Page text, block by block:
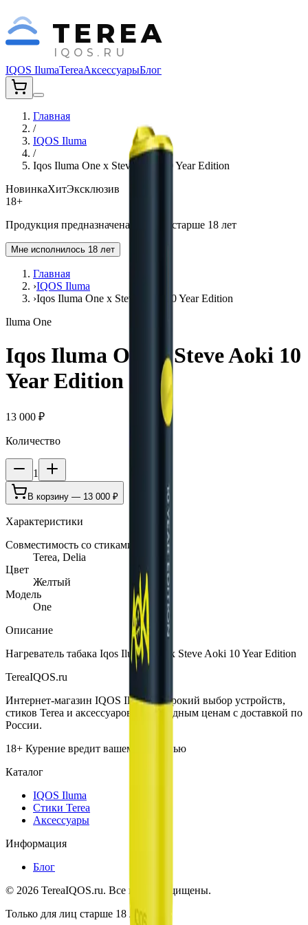
TEREA
IQOS.RU
IQOS IlumaTereaАксессуарыБлог
Главная
/
IQOS Iluma
/
Iqos Iluma One x Steve Aoki 10 Year Edition
НовинкаХитЭксклюзив
18+
Продукция предназначена для лиц старше 18 лет
Мне исполнилось 18 лет
Главная
›IQOS Iluma
›Iqos Iluma One x Steve Aoki 10 Year Edition
Iluma One
Iqos Iluma One x Steve Aoki 10
Year Edition
13 000 ₽
Количество
1
В корзину — 13 000 ₽
Характеристики
Совместимость со стиками
Terea, Delia
Цвет
Желтый
Модель
One
Описание
Нагреватель табака Iqos Iluma One x Steve Aoki 10 Year Edition
TereaIQOS.ru
Интернет-магазин IQOS Iluma. Широкий выбор устройств,
стиков Terea и аксессуаров по выгодным ценам с доставкой по
России.
18+ Курение вредит вашему здоровью
Каталог
IQOS Iluma
Стики Terea
Аксессуары
Информация
Блог
© 2026 TereaIQOS.ru. Все права защищены.
Только для лиц старше 18 лет